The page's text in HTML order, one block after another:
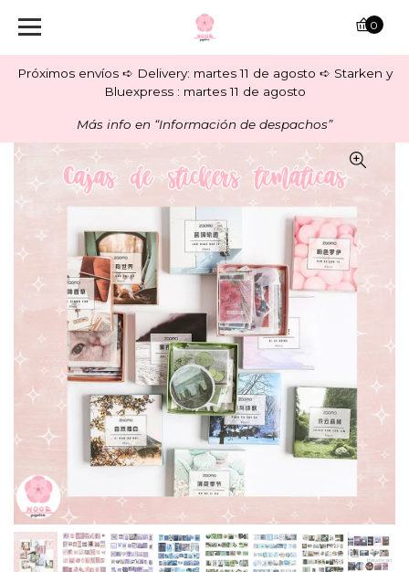
Próximos envíos ➪ Delivery: martes 11 de agosto ➪ Starken y
Bluexpress : martes 11 de agosto
Más info en “Información de despachos”
0